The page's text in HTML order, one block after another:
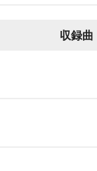
収録曲